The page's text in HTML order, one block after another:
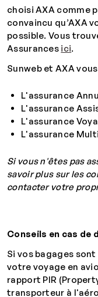
choisi AXA comme
convaincu qu’AXA
possible. Vous
Assurances ici.
Sunweb et AXA
L'assurance
L'assurance
L'assurance
L'assurance
Si vous n'êtes pas
savoir plus sur les
contacter votre
Conseils en cas de
Si vos bagages
votre voyage en
rapport PIR
transporteur à